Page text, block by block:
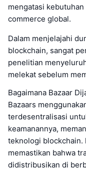
mengatasi
commerce global.
Dalam menjelajahi
blockchain, sangat
penelitian
melekat sebelum
Bagaimana Bazaar
Bazaars
terdesentralisasi
keamanannya,
teknologi blockchain.
memastikan bahwa
didistribusikan di